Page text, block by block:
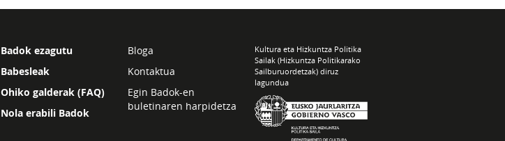
Badok ezagutu
Babesleak
Ohiko galderak (FAQ)
Nola erabili Badok
Bloga
Kontaktua
Egin Badok-en
buletinaren harpidetza
Kultura eta Hizkuntza Politika
Sailak (Hizkuntza Politikarako
Sailburuordetzak) diruz
lagundua